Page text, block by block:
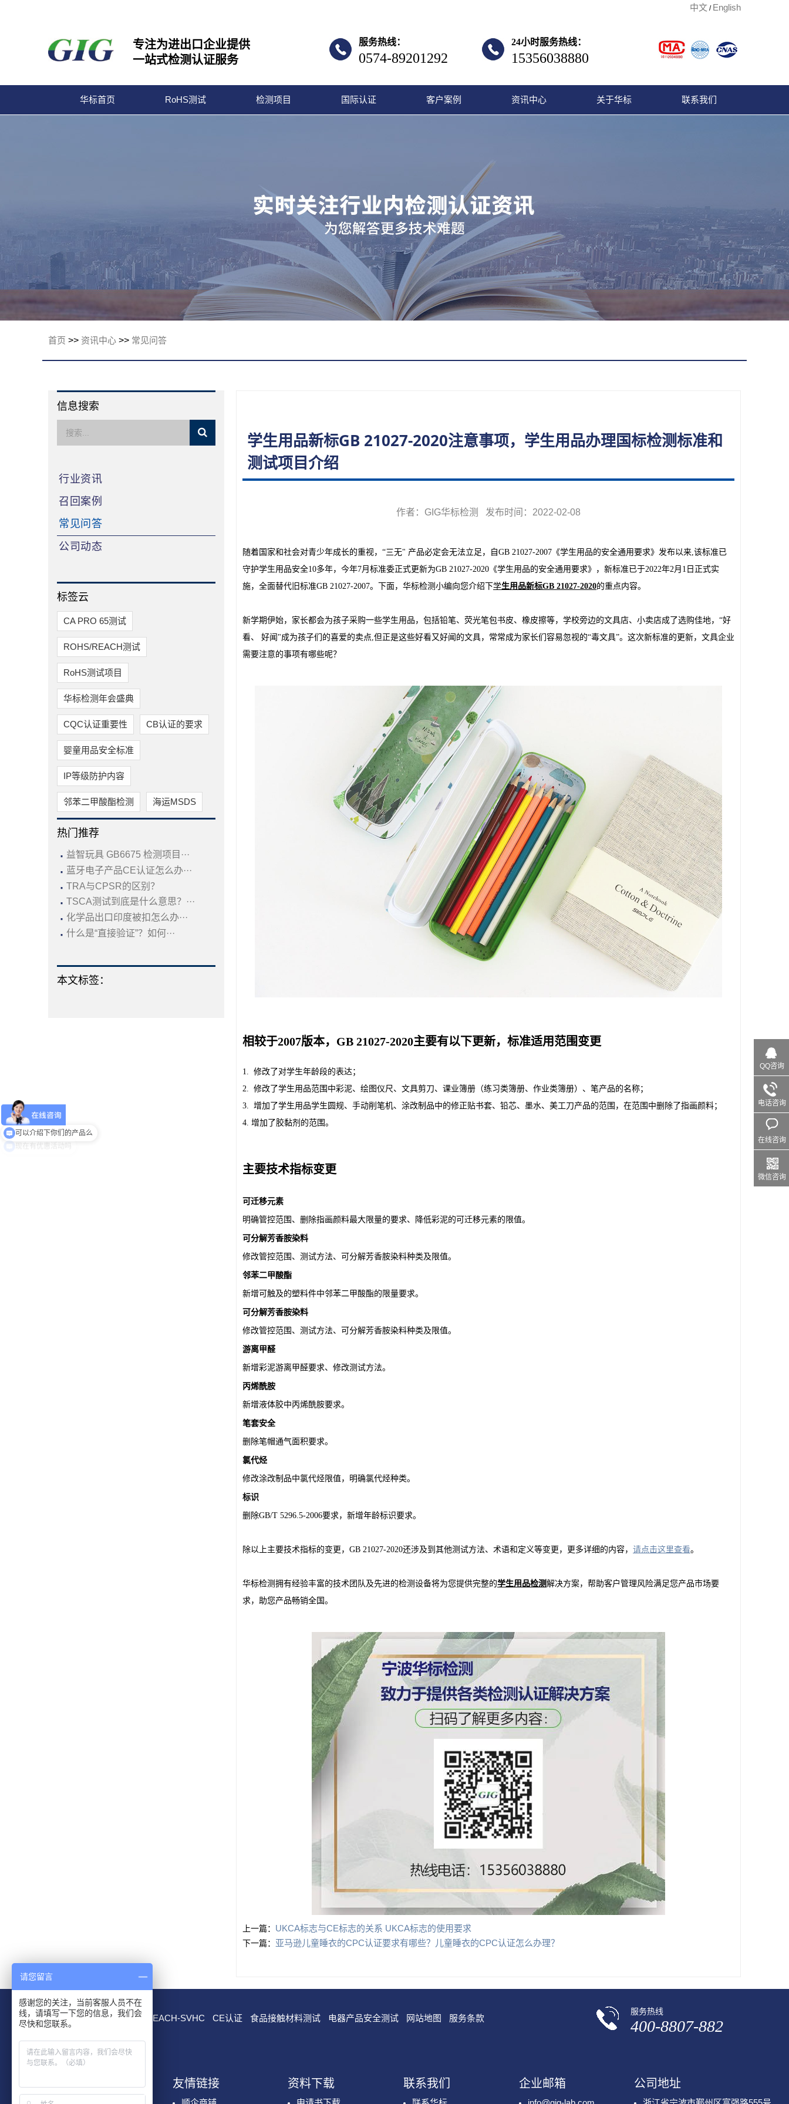
中文 / English
专注为进出口企业提供
一站式检测认证服务
服务热线：
0574-89201292
24小时服务热线：
15356038880
华标首页 RoHS测试 检测项目 国际认证 客户案例 资讯中心 关于华标 联系我们
首页 >> 资讯中心 >> 常见问答
信息搜索
行业资讯
召回案例
常见问答
公司动态
标签云
CA PRO 65测试
ROHS/REACH测试
RoHS测试项目
华标检测年会盛典
CQC认证重要性 CB认证的要求
婴童用品安全标准
IP等级防护内容
邻苯二甲酸酯检测 海运MSDS
热门推荐
· 益智玩具 GB6675 检测项目···
· 蓝牙电子产品CE认证怎么办···
· TRA与CPSR的区别？
· TSCA测试到底是什么意思？···
· 化学品出口印度被扣怎么办···
· 什么是“直接验证”？如何···
本文标签：
学生用品新标GB 21027-2020注意事项，学生用品办理国标检测标准和
测试项目介绍
作者：GIG华标检测 发布时间：2022-02-08
随着国家和社会对青少年成长的重视，“三无" 产品必定会无法立足，自GB 21027-2007《学生用品的安全通用要求》发布以来,该标准已
守护学生用品安全10多年，今年7月标准委正式更新为GB 21027-2020《学生用品的安全通用要求》，新标准已于2022年2月1日正式实
施，全面替代旧标准GB 21027-2007。下面，华标检测小编向您介绍下学生用品新标GB 21027-2020的重点内容。
新学期伊始，家长都会为孩子采购一些学生用品，包括铅笔、荧光笔包书皮、橡皮擦等，学校旁边的文具店、小卖店成了选购佳地，“好
看、 好闻"成为孩子们的喜爱的卖点,但正是这些好看又好闻的文具，常常成为家长们容易忽视的“毒文具”。这次新标准的更新，文具企业
需要注意的事项有哪些呢？
相较于2007版本，GB 21027-2020主要有以下更新，标准适用范围变更
1.  修改了对学生年龄段的表达；
2.  修改了学生用品范围中彩泥、绘图仪尺、文具剪刀、课业簿册（练习类簿册、作业类簿册）、笔产品的名称；
3.  增加了学生用品学生圆规、手动削笔机、涂改制品中的修正贴书套、铅芯、墨水、美工刀产品的范围，在范围中删除了指画颜料；
4. 增加了胶黏剂的范围。
主要技术指标变更
可迁移元素
明确管控范围、删除指画颜料最大限量的要求、降低彩泥的可迁移元素的限值。
可分解芳香胺染料
修改管控范围、测试方法、可分解芳香胺染料种类及限值。
邻苯二甲酸酯
新增可触及的塑料件中邻苯二甲酸酯的限量要求。
可分解芳香胺染料
修改管控范围、测试方法、可分解芳香胺染料种类及限值。
游离甲醛
新增彩泥游离甲醛要求、修改测试方法。
丙烯酰胺
新增液体胶中丙烯酰胺要求。
笔套安全
删除笔帽通气面积要求。
氯代烃
修改涂改制品中氯代烃限值，明确氯代烃种类。
标识
删除GB/T 5296.5-2006要求，新增年龄标识要求。
除以上主要技术指标的变更，GB 21027-2020还涉及到其他测试方法、术语和定义等变更，更多详细的内容， 请点击这里查看。
华标检测拥有经验丰富的技术团队及先进的检测设备将为您提供完整的学生用品检测解决方案，帮助客户管理风险满足您产品市场要
求，助您产品畅销全国。
上一篇： UKCA标志与CE标志的关系 UKCA标志的使用要求
下一篇： 亚马逊儿童睡衣的CPC认证要求有哪些？儿童睡衣的CPC认证怎么办理？
RoHS测试 EN 71测试 REACH-SVHC CE认证 食品接触材料测试 电器产品安全测试 网站地图 服务条款
服务热线
400-8807-882
友情链接 资料下载 联系我们 企业邮箱 公司地址
QQ咨询
电话咨询
在线咨询
微信咨询
可以介绍下你们的产品么
请您留言
感谢您的关注，当前客服人员不在
线，请填写一下您的信息，我们会
尽快和您联系。